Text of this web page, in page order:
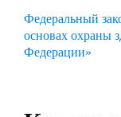
Федеральный
основах охраны
Федерации»